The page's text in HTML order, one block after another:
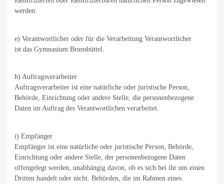
werden.
e) Verantwortlicher oder für die Verarbeitung Verantwortlicher
ist das Gymnasium Brunsbüttel.
h) Auftragsverarbeiter
Auftragsverarbeiter ist eine natürliche oder juristische Person,
Behörde, Einrichtung oder andere Stelle, die personenbezogene
Daten im Auftrag des Verantwortlichen verarbeitet.
i) Empfänger
Empfänger ist eine natürliche oder juristische Person, Behörde,
Einrichtung oder andere Stelle, der personenbezogene Daten
offengelegt werden, unabhängig davon, ob es sich bei ihr um einen
Dritten handelt oder nicht. Behörden, die im Rahmen eines